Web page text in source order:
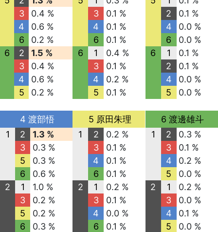
3
0.4 %
4
0.6 %
6
0.2 %
6
2
1.5 %
3
0.4 %
4
0.6 %
5
0.2 %
3
0.1 %
4
0.1 %
6
0.1 %
6
1
0.4 %
3
0.1 %
4
0.2 %
5
0.1 %
2
0.1 %
4
0.0 %
6
0.0 %
6
1
0.1 %
2
0.1 %
4
0.0 %
5
0.0 %
4 渡部悟
1
2
1.3 %
3
0.3 %
5
0.3 %
6
0.6 %
2
1
1.0 %
3
0.2 %
5
0.2 %
6
0.3 %
5 原田朱理
1
2
0.2 %
3
0.1 %
4
0.1 %
6
0.1 %
2
1
0.2 %
3
0.1 %
4
0.0 %
6
0.1 %
6 渡邊雄斗
1
2
0.3 %
3
0.1 %
4
0.2 %
5
0.0 %
2
1
0.2 %
3
0.0 %
4
0.1 %
5
0.0 %